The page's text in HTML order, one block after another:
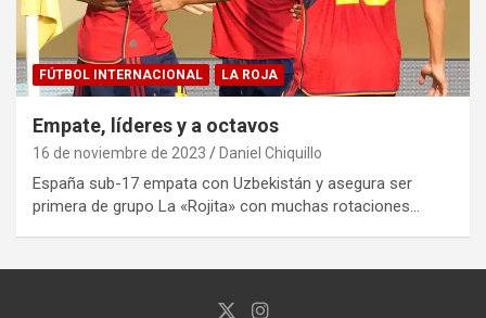
FÚTBOL INTERNACIONAL LA ROJA
Empate, líderes y a octavos
16 de noviembre de 2023 Daniel Chiquillo
España sub-17 empata con Uzbekistán y asegura ser
primera de grupo La «Rojita» con muchas rotaciones…